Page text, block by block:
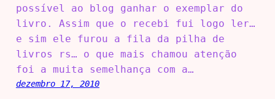
possível ao blog ganhar o exemplar do
livro. Assim que o recebi fui logo ler…
e sim ele furou a fila da pilha de
livros rs… o que mais chamou atenção
foi a muita semelhança com a…
dezembro 17, 2010